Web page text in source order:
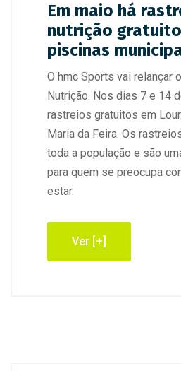
Em maio há
nutrição
piscinas
O hmc Sports vai relançar
Nutrição. Nos dias 7 e 14
rastreios gratuitos em
Maria da Feira. Os
toda a população e são
para quem se preocupa
estar.
Ver [+]